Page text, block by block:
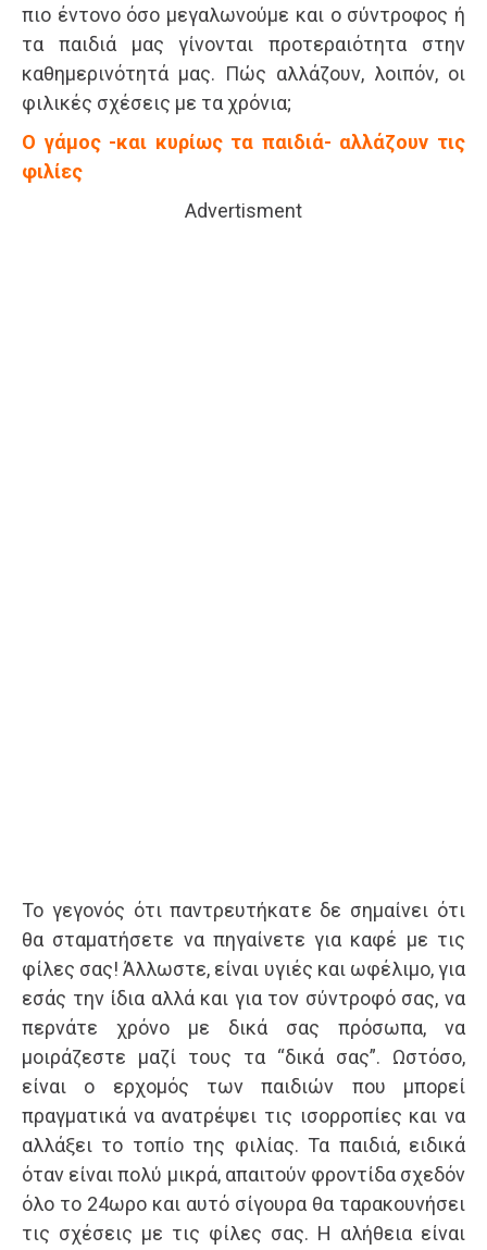
πιο έντονο όσο μεγαλωνούμε και ο σύντροφος ή
τα παιδιά μας γίνονται προτεραιότητα στην
καθημερινότητά μας. Πώς αλλάζουν, λοιπόν, οι
φιλικές σχέσεις με τα χρόνια;
Ο γάμος -και κυρίως τα παιδιά- αλλάζουν τις
φιλίες
Advertisment
Το γεγονός ότι παντρευτήκατε δε σημαίνει ότι
θα σταματήσετε να πηγαίνετε για καφέ με τις
φίλες σας! Άλλωστε, είναι υγιές και ωφέλιμο, για
εσάς την ίδια αλλά και για τον σύντροφό σας, να
περνάτε χρόνο με δικά σας πρόσωπα, να
μοιράζεστε μαζί τους τα “δικά σας”. Ωστόσο,
είναι ο ερχομός των παιδιών που μπορεί
πραγματικά να ανατρέψει τις ισορροπίες και να
αλλάξει το τοπίο της φιλίας. Τα παιδιά, ειδικά
όταν είναι πολύ μικρά, απαιτούν φροντίδα σχεδόν
όλο το 24ωρο και αυτό σίγουρα θα ταρακουνήσει
τις σχέσεις με τις φίλες σας. Η αλήθεια είναι